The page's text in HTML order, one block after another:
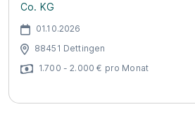
Co. KG
01.10.2026
88451 Dettingen
1.700 - 2.000 € pro Monat